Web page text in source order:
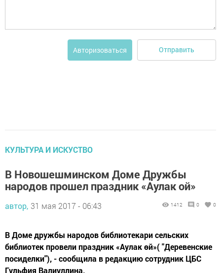
Авторизоваться Отправить
КУЛЬТУРА И ИСКУСТВО
В Новошешминском Доме Дружбы
народов прошел праздник «Аулак ой»
автор, 31 мая 2017 - 06:43 1412 0 0
В Доме дружбы народов библиотекари сельских
библиотек провели праздник «Аулак өй»( "Деревенские
посиделки"), - сообщила в редакцию сотрудник ЦБС
Гульфия Валиуллина.